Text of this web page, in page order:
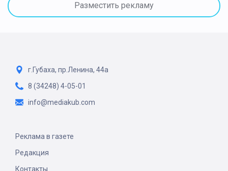
Разместить рекламу
г.Губаха, пр.Ленина, 44а
8 (34248) 4-05-01
info@mediakub.com
Реклама в газете
Редакция
Контакты